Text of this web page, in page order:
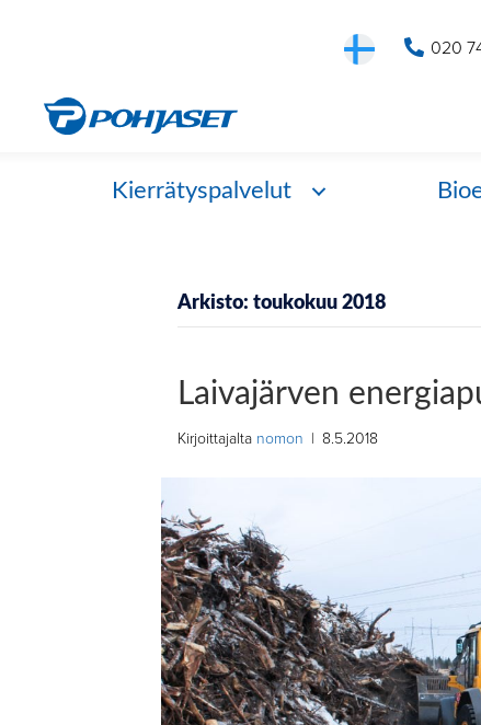
020
Kierrätyspalvelut
Arkisto: toukokuu 2018
Laivajärven
Kirjoittajalta nomon | 8.5.2018